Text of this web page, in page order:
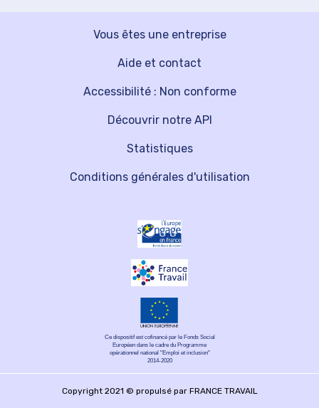
Vous êtes une entreprise
Découvrir notre API
Aide et contact
Statistiques
Accessibilité : Non conforme
Conditions générales d'utilisation
Ce dispositif est cofinancé par le Fonds Social
Européen dans le cadre du Programme
opérationnel national "Emploi et inclusion"
2014-2020
Copyright 2021 © propulsé par FRANCE TRAVAIL